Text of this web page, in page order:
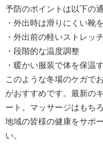
予防のポイントは以下の
・外出時は滑りにくい靴
・外出前の軽いストレッチ
・段階的な温度調整
・暖かい服装で体を保温
このような冬場のケガで
がおすすめです。最新の
ート。マッサージはもち
地域の皆様の健康をサポ
い。​​​​​​​​​​​​​​​​